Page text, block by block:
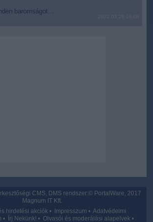
baromságot...
CMS, DMS rendszer:© PortalWare, 2017
Magnum IT Kft.
hirdetési akciók • Impresszum •Adatvédelmi
• Írj Nekünk! •Olvasói és moderálási alapelvek •